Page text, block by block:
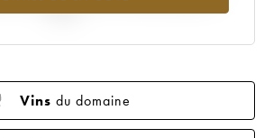
Vins du domaine